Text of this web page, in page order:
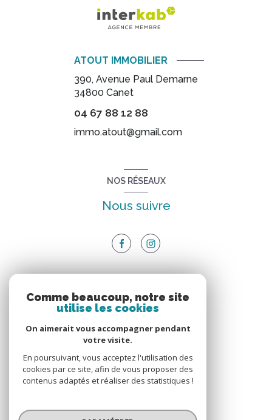
ATOUT IMMOBILIER
390, Avenue Paul Demarne
34800 Canet
04 67 88 12 88
immo.atout@gmail.com
NOS RÉSEAUX
Nous suivre
Nous adhérons
© 2026 | Tous droits réservés
Comme beaucoup, notre site
utilise les cookies
On aimerait vous accompagner pendant
votre visite.
En poursuivant, vous acceptez l'utilisation des
cookies par ce site, afin de vous proposer des
contenus adaptés et réaliser des statistiques !